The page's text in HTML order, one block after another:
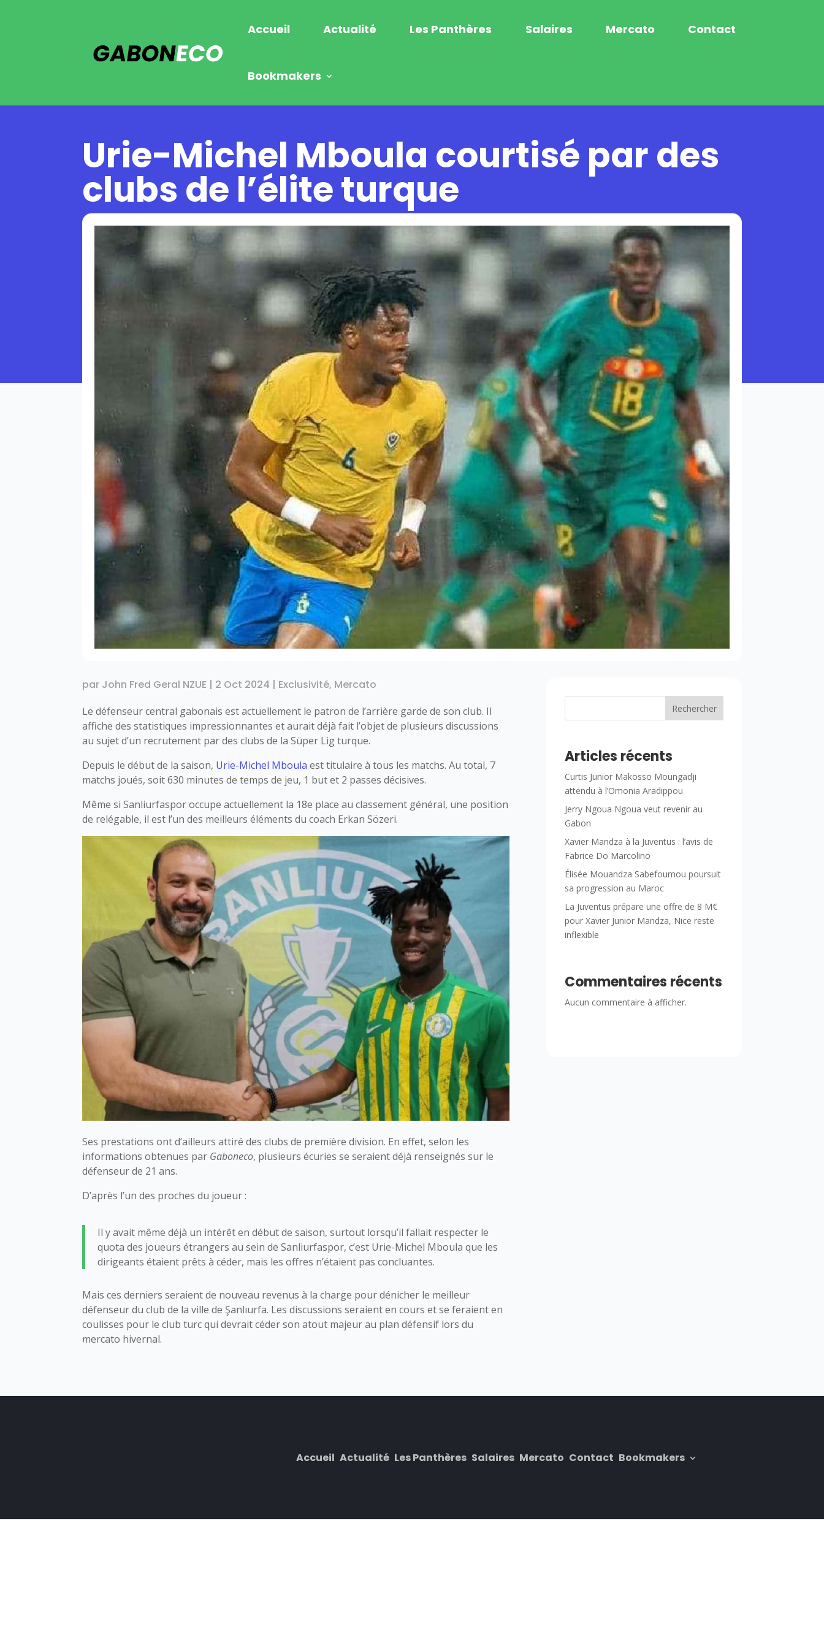
Accueil Actualité Les Panthères Salaires Mercato Contact
Bookmakers
Urie-Michel Mboula courtisé par des
clubs de l’élite turque
par John Fred Geral NZUE | 2 Oct 2024 | Exclusivité, Mercato
Le défenseur central gabonais est actuellement le patron de l’arrière garde de son club. Il
affiche des statistiques impressionnantes et aurait déjà fait l’objet de plusieurs discussions
au sujet d’un recrutement par des clubs de la Süper Lig turque.
Depuis le début de la saison, Urie-Michel Mboula est titulaire à tous les matchs. Au total, 7
matchs joués, soit 630 minutes de temps de jeu, 1 but et 2 passes décisives.
Même si Sanliurfaspor occupe actuellement la 18e place au classement général, une position
de relégable, il est l’un des meilleurs éléments du coach Erkan Sözeri.
Ses prestations ont d’ailleurs attiré des clubs de première division. En effet, selon les
informations obtenues par Gaboneco, plusieurs écuries se seraient déjà renseignés sur le
défenseur de 21 ans.
D’après l’un des proches du joueur :
Il y avait même déjà un intérêt en début de saison, surtout lorsqu’il fallait respecter le
quota des joueurs étrangers au sein de Sanliurfaspor, c’est Urie-Michel Mboula que les
dirigeants étaient prêts à céder, mais les offres n’étaient pas concluantes.
Mais ces derniers seraient de nouveau revenus à la charge pour dénicher le meilleur
défenseur du club de la ville de Şanlıurfa. Les discussions seraient en cours et se feraient en
coulisses pour le club turc qui devrait céder son atout majeur au plan défensif lors du
mercato hivernal.
Rechercher
Articles récents
Curtis Junior Makosso Moungadji
attendu à l’Omonia Aradippou
Jerry Ngoua Ngoua veut revenir au
Gabon
Xavier Mandza à la Juventus : l’avis de
Fabrice Do Marcolino
Élisée Mouandza Sabefoumou poursuit
sa progression au Maroc
La Juventus prépare une offre de 8 M€
pour Xavier Junior Mandza, Nice reste
inflexible
Commentaires récents
Aucun commentaire à afficher.
Accueil Actualité Les Panthères Salaires Mercato Contact Bookmakers